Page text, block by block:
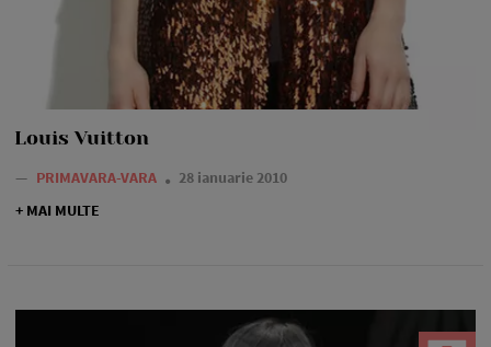
Louis Vuitton
— PRIMAVARA-VARA
28 ianuarie 2010
+ MAI MULTE